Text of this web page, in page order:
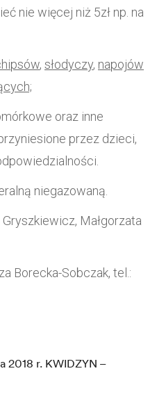
nie więcej niż 5zł np. na
, słodyczy, napojów
oraz inne
przez dzieci,
niegazowaną.
Małgorzata
Borecka-Sobczak, tel.:
2018 r. KWIDZYN –